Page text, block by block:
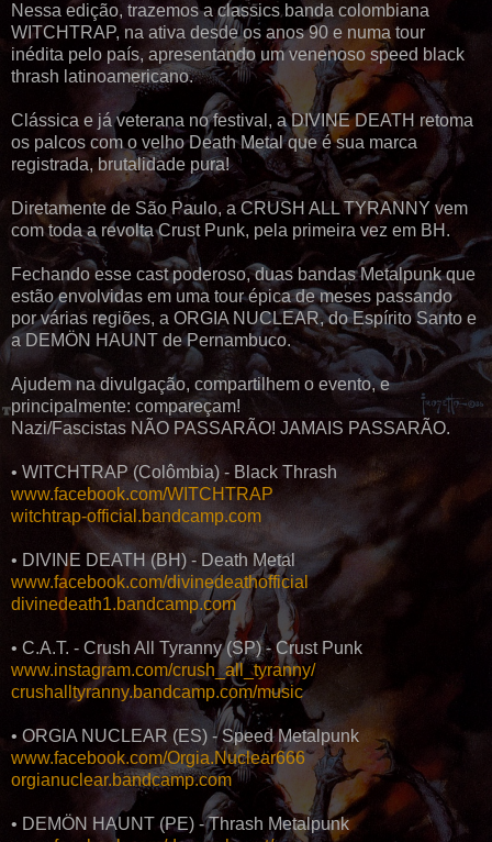
Nessa edição, trazemos a classics banda colombiana
WITCHTRAP, na ativa desde os anos 90 e numa tour
inédita pelo país, apresentando um venenoso speed black
thrash latinoamericano.
Clássica e já veterana no festival, a DIVINE DEATH retoma
os palcos com o velho Death Metal que é sua marca
registrada, brutalidade pura!
Diretamente de São Paulo, a CRUSH ALL TYRANNY vem
com toda a revolta Crust Punk, pela primeira vez em BH.
Fechando esse cast poderoso, duas bandas Metalpunk que
estão envolvidas em uma tour épica de meses passando
por várias regiões, a ORGIA NUCLEAR, do Espírito Santo e
a DEMÖN HAUNT de Pernambuco.
Ajudem na divulgação, compartilhem o evento, e
principalmente: compareçam!
Nazi/Fascistas NÃO PASSARÃO! JAMAIS PASSARÃO.
• WITCHTRAP (Colômbia) - Black Thrash
www.facebook.com/WITCHTRAP
witchtrap-official.bandcamp.com
• DIVINE DEATH (BH) - Death Metal
www.facebook.com/divinedeathofficial
divinedeath1.bandcamp.com
• C.A.T. - Crush All Tyranny (SP) - Crust Punk
www.instagram.com/crush_all_tyranny/
crushalltyranny.bandcamp.com/music
• ORGIA NUCLEAR (ES) - Speed Metalpunk
www.facebook.com/Orgia.Nuclear666
orgianuclear.bandcamp.com
• DEMÖN HAUNT (PE) - Thrash Metalpunk